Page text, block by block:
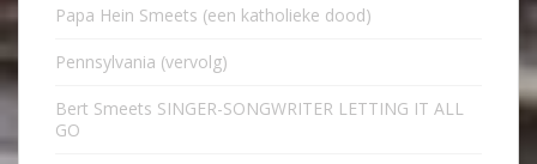
Papa Hein Smeets (een katholieke dood)
Pennsylvania (vervolg)
Bert Smeets SINGER-SONGWRITER LETTING IT ALL
GO